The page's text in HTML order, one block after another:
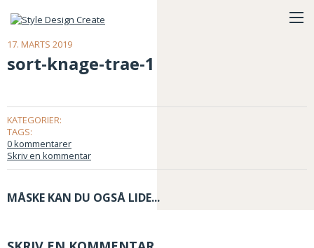
17. MARTS 2019
sort-knage-trae-1
KATEGORIER:
TAGS:
0 kommentarer
Skriv en kommentar
MÅSKE KAN DU OGSÅ LIDE...